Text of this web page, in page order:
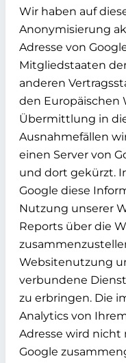
Wir haben auf
Anonymisierung
Adresse von
Mitgliedstaaten
anderen
den Europäischen
Übermittlung in
Ausnahmefällen
einen Server von
und dort gekürzt.
Google diese
Nutzung unserer
Reports über die
Websitenutzung
verbundene
zu erbringen. Die
Analytics von
Adresse wird
Google